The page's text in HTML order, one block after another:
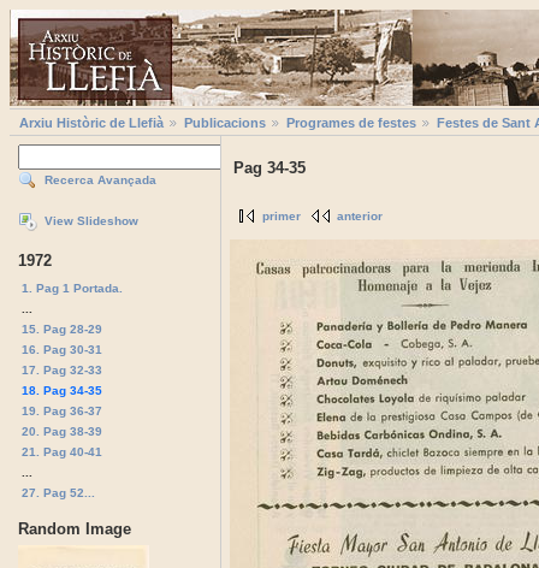
Arxiu Històric de Llefià Publicacions Programes de festes Festes de Sant
Recerca Avançada
View Slideshow
1972
1. Pag 1 Portada.
15. Pag 28-29
16. Pag 30-31
17. Pag 32-33
18. Pag 34-35
19. Pag 36-37
20. Pag 38-39
21. Pag 40-41
27. Pag 52...
Random Image
Pag 34-35
primer anterior